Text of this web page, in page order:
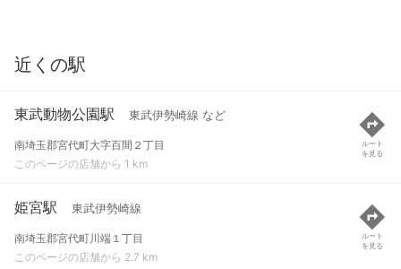
近くの駅
東武動物公園駅 東武伊勢崎線 など
南埼玉郡宮代町大字百間２丁目
このページの店舗から 1 km
ルート
を見る
姫宮駅 東武伊勢崎線
南埼玉郡宮代町川端１丁目
このページの店舗から 2.7 km
ルート
を見る